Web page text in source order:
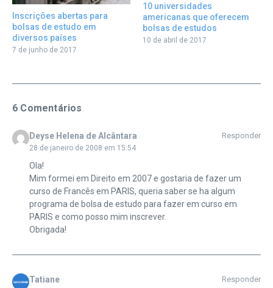
Inscrições abertas para
bolsas de estudo em
diversos países
7 de junho de 2017
10 universidades
americanas que oferecem
bolsas de estudos
10 de abril de 2017
6 Comentários
Deyse Helena de Alcântara
28 de janeiro de 2008 em 15:54
Responder
Ola!
Mim formei em Direito em 2007 e gostaria de fazer um
curso de Francês em PARIS, queria saber se ha algum
programa de bolsa de estudo para fazer em curso em
PARIS e como posso mim inscrever.
Obrigada!
Tatiane Responder